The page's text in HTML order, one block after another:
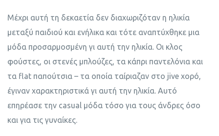
Μέχρι αυτή τη δεκαετία δεν διαχωριζόταν η ηλικία
μεταξύ παιδιού και ενήλικα και τότε αναπτύχθηκε μια
μόδα προσαρμοσμένη γι αυτή την ηλικία. Οι κλος
φούστες, οι στενές μπλούζες, τα κάπρι παντελόνια και
τα flat παπούτσια – τα οποία ταίριαζαν στο jive χορό,
έγιναν χαρακτηριστικά γι αυτή την ηλικία. Αυτό
επηρέασε την casual μόδα τόσο για τους άνδρες όσο
και για τις γυναίκες.